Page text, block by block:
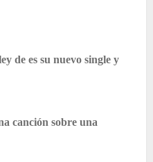
de es su nuevo single y
canción sobre una